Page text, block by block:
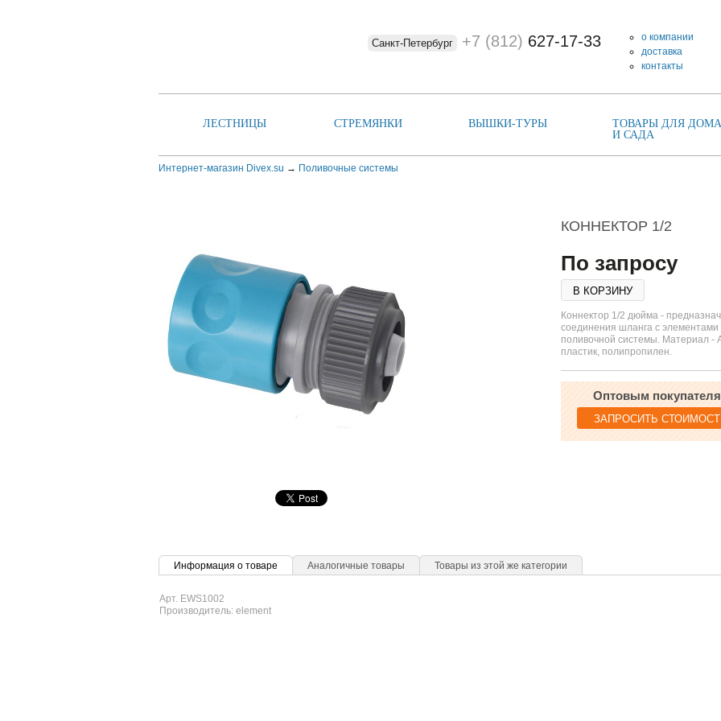
Санкт-Петербург +7 (812) 627-17-33
о компании
доставка
контакты
ЛЕСТНИЦЫ СТРЕМЯНКИ ВЫШКИ-ТУРЫ
ТОВАРЫ ДЛЯ
И САДА
Интернет-магазин Divex.su → Поливочные системы
КОННЕКТОР 1/2
По запросу
В КОРЗИНУ
Коннектор 1/2 дюйма -
соединения шланга с элементами
поливочной системы. Материал -
пластик, полипропилен.
Оптовым
ЗАПРОСИТЬ
Информация о товаре Аналогичные товары Товары из этой же категории
Арт. EWS1002
Производитель: element